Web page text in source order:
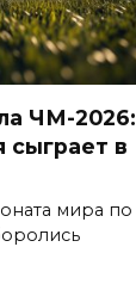
ЧМ-2026:
сыграет в
мира по